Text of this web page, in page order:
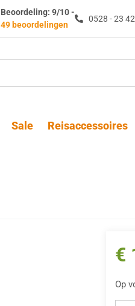
Beoordeling: 9/10 -
49 beoordelingen
0528 - 23
Sale Reisaccessoires
€
Op